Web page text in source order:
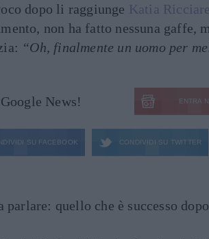
dopo li raggiunge Katia
non ha fatto nessuna gaffe,
“Oh, finalmente un uomo per
News! ENTRA
SU FACEBOOK CONDIVIDI SU TWITTER
parlare: quello che è successo